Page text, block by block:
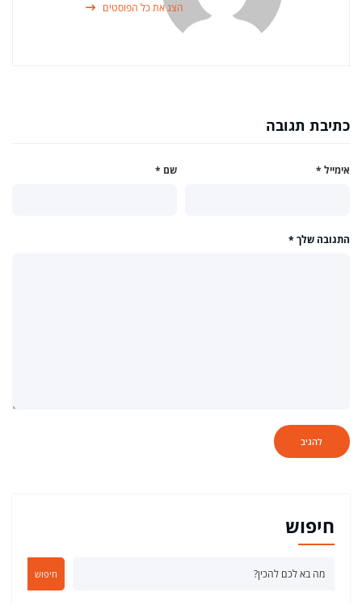
הצג את כל הפוסטים
כתיבת תגובה
שם * אימייל *
התגובה שלך *
חיפוש
חיפוש